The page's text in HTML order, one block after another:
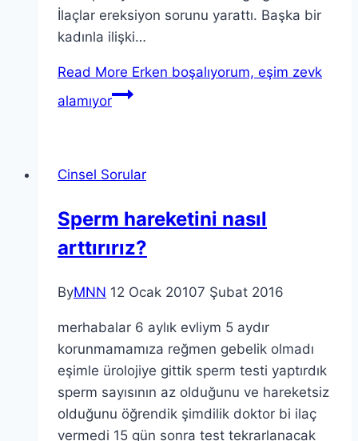
İlaçlar ereksiyon sorunu yarattı. Başka bir
kadınla ilişki…
Read More Erken boşalıyorum, eşim zevk
alamıyor
Cinsel Sorular
Sperm hareketini nasıl
arttırırız?
ByMNN 12 Ocak 20107 Şubat 2016
merhabalar 6 aylık evliym 5 aydır
korunmamamıza reğmen gebelik olmadı
eşimle ürolojiye gittik sperm testi yaptırdık
sperm sayısının az olduğunu ve hareketsiz
olduğunu öğrendik şimdilik doktor bi ilaç
vermedi 15 gün sonra test tekrarlanacak